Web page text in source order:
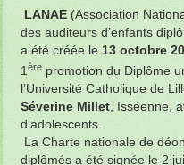
LANAE (Association
des auditeurs d’enfants
a été créée le 13 octobre
1ère promotion du Diplôme
l’Université Catholique de
Séverine Millet, Isséenne,
d’adolescents.
La Charte nationale de
diplômés a été signée le 2